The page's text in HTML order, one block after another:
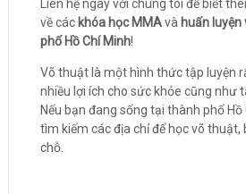
Liên hệ ngay với chúng tôi để biết
về các khóa học MMAvà huấn luyện
phố Hồ Chí Minh!
Võ thuật là một hình thức tập luyện
nhiều lợi ích cho sức khỏe cũng như
Nếu bạn đang sống tại thành phố
tìm kiếm các địa chỉ để học võ thuật,
chỗ.